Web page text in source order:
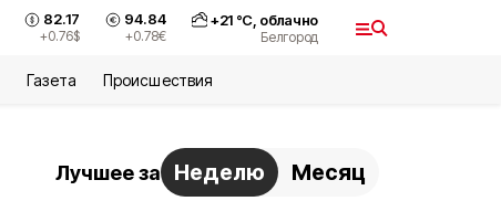
82.17
+0.76$
94.84
+0.78€
+21°С, облачно
Белгород
Газета Происшествия
Лучшее за Неделю Месяц